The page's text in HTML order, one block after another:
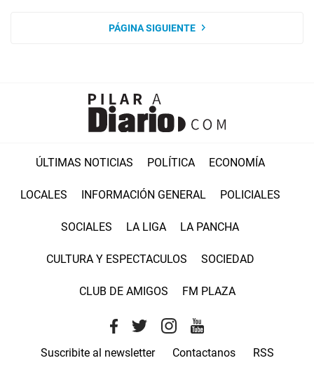
PÁGINA SIGUIENTE
ÚLTIMAS NOTICIAS POLÍTICA ECONOMÍA
LOCALES INFORMACIÓN GENERAL POLICIALES
SOCIALES LA LIGA LA PANCHA
CULTURA Y ESPECTACULOS SOCIEDAD
CLUB DE AMIGOS FM PLAZA
Suscribite al newsletter Contactanos RSS